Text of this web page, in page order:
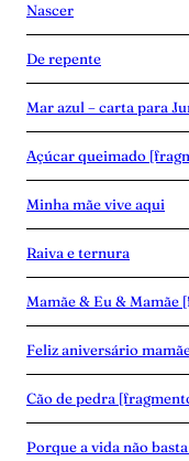
Nascer
De repente
Mar azul – carta para
Açúcar queimado
Minha mãe vive aqui
Raiva e ternura
Mamãe & Eu & Mamãe
Feliz aniversário
Cão de pedra
Porque a vida não